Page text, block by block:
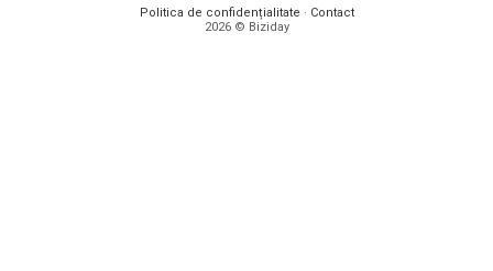
Politica de confidențialitate · Contact
2026 © Biziday